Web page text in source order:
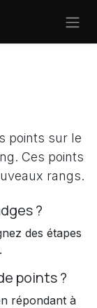
points sur le
Ces points
rangs.
?
des étapes
points ?
répondant à